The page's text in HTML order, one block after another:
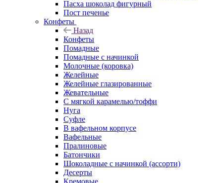
Пасха шоколад фигурный
Пост печенье
Конфеты
Назад
Конфеты
Помадные
Помадные с начинкой
Молочные (коровка)
Желейные
Желейные глазированные
Жевательные
С мягкой карамелью/тоффи
Нуга
Суфле
В вафельном корпусе
Вафельные
Пралиновые
Батончики
Шоколадные с начинкой (ассорти)
Десерты
Кремовые